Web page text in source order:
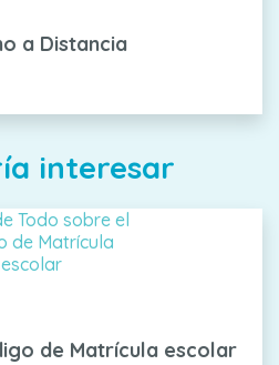
a Distancia
interesar
de Matrícula escolar